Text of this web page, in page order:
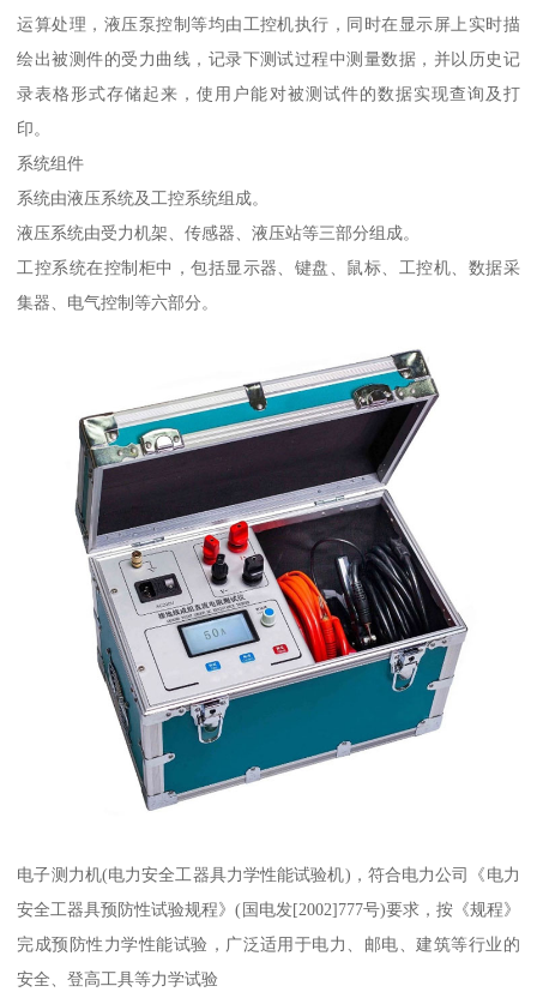
运算处理，液压泵控制等均由工控机执行，同时在显示屏上实时描
绘出被测件的受力曲线，记录下测试过程中测量数据，并以历史记
录表格形式存储起来，使用户能对被测试件的数据实现查询及打
印。
系统组件
系统由液压系统及工控系统组成。
液压系统由受力机架、传感器、液压站等三部分组成。
工控系统在控制柜中，包括显示器、键盘、鼠标、工控机、数据采
集器、电气控制等六部分。
电子测力机(电力安全工器具力学性能试验机)，符合电力公司《电力
安全工器具预防性试验规程》(国电发[2002]777号)要求，按《规程》
完成预防性力学性能试验，广泛适用于电力、邮电、建筑等行业的
安全、登高工具等力学试验